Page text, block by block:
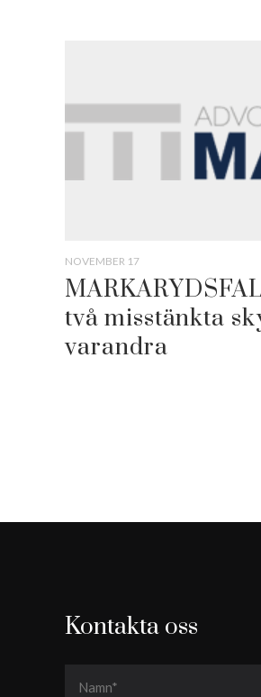
NOVEMBER 17
två misstänkta
varandra
Kontakta oss